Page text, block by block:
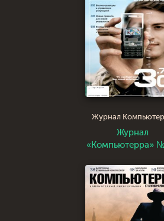
Журнал
Журнал
«Компьютерра»